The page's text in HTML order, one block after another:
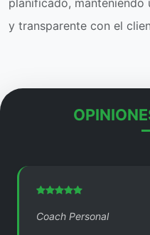
planificado,
y transparente con el
Coach Personal